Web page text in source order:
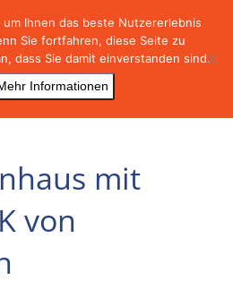
mit
von
Ihnen das beste Nutzererlebnis
Sie fortfahren, diese Seite zu
dass Sie damit einverstanden sind.
Informationen